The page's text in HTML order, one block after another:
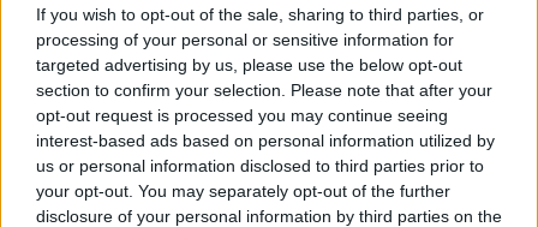
If you wish to opt-out of the sale, sharing to third parties, or
processing of your personal or sensitive information for
targeted advertising by us, please use the below opt-out
section to confirm your selection. Please note that after your
opt-out request is processed you may continue seeing
interest-based ads based on personal information utilized by
us or personal information disclosed to third parties prior to
your opt-out. You may separately opt-out of the further
disclosure of your personal information by third parties on the
μηχανικός στο ΕΜΠ, ενώ έκανε
μεταπτυχιακά στη Διοίκηση Επιχειρήσεων.
Ξεκίνησε την ενασχόλησή του με τη
συγγραφή βιβλίων το 1996. Το πρώτο του
βιβλίο με τίτλο «Σχολική Παράσταση»
βραβεύτηκε στον αντίστοιχο διαγωνισμό
της Γυναικείας Λογοτεχνικής Συντροφιάς.